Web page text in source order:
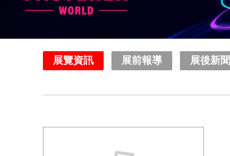
展覽資訊 展前報導 展後新聞